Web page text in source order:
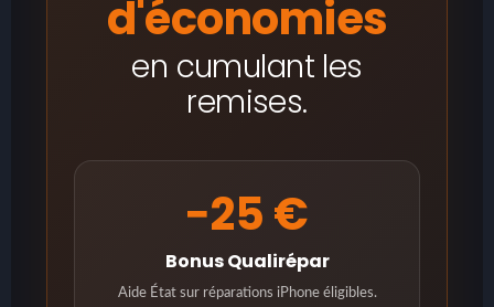
d'économies
en cumulant les
remises.
−25 €
Bonus Qualirépar
Aide État sur réparations iPhone éligibles.